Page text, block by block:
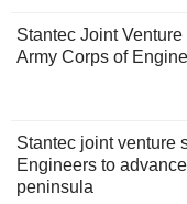
Stantec Joint
Army Corps of
Stantec joint venture
Engineers to
peninsula